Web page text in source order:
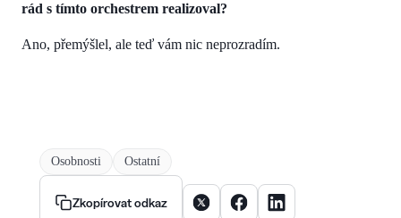
rád s tímto orchestrem realizoval?
Ano, přemýšlel, ale teď vám nic neprozradím.
Osobnosti Ostatní
Zkopírovat odkaz Sdílet článek na X
Sdílet článek na Facebooku
Sdílet článek na